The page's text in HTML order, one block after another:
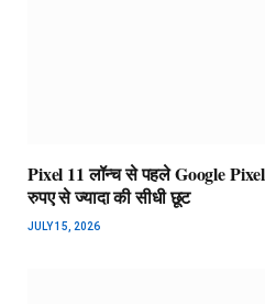
Pixel 11 लॉन्च से पहले Google
रुपए से ज्यादा की सीधी छूट
JULY 15, 2026